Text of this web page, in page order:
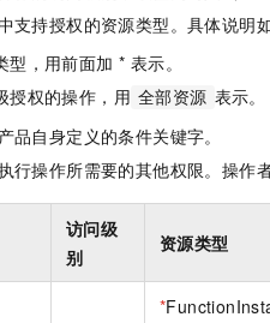
支持授权的资源类型。具体说明
，用前面加 * 表示。
授权的操作，用 全部资源 表示。
品自身定义的条件关键字。
行操作所需要的其他权限。操作
访问级
别
资源类型
*
新一代 AI 视频生成模型，深度适配广告营销等场景
人工智能平台 PAI